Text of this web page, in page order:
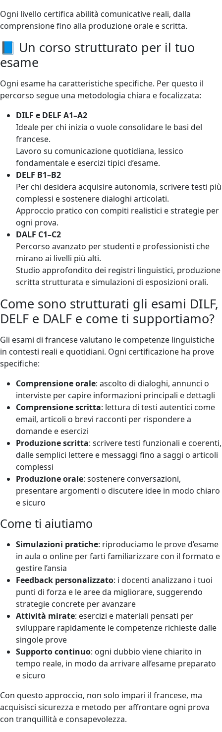
Ogni livello certifica abilità comunicative reali, dalla
comprensione fino alla produzione orale e scritta.
📘 Un corso strutturato per il tuo
esame
Ogni esame ha caratteristiche specifiche. Per questo il
percorso segue una metodologia chiara e focalizzata:
DILF e DELF A1–A2
Ideale per chi inizia o vuole consolidare le basi del
francese.
Lavoro su comunicazione quotidiana, lessico
fondamentale e esercizi tipici d’esame.
DELF B1–B2
Per chi desidera acquisire autonomia, scrivere testi più
complessi e sostenere dialoghi articolati.
Approccio pratico con compiti realistici e strategie per
ogni prova.
DALF C1–C2
Percorso avanzato per studenti e professionisti che
mirano ai livelli più alti.
Studio approfondito dei registri linguistici, produzione
scritta strutturata e simulazioni di esposizioni orali.
Come sono strutturati gli esami DILF,
DELF e DALF e come ti supportiamo?
Gli esami di francese valutano le competenze linguistiche
in contesti reali e quotidiani. Ogni certificazione ha prove
specifiche:
Comprensione orale: ascolto di dialoghi, annunci o
interviste per capire informazioni principali e dettagli
Comprensione scritta: lettura di testi autentici come
email, articoli o brevi racconti per rispondere a
domande e esercizi
Produzione scritta: scrivere testi funzionali e coerenti,
dalle semplici lettere e messaggi fino a saggi o articoli
complessi
Produzione orale: sostenere conversazioni,
presentare argomenti o discutere idee in modo chiaro
e sicuro
Come ti aiutiamo
Simulazioni pratiche: riproduciamo le prove d’esame
in aula o online per farti familiarizzare con il formato e
gestire l’ansia
Feedback personalizzato: i docenti analizzano i tuoi
punti di forza e le aree da migliorare, suggerendo
strategie concrete per avanzare
Attività mirate: esercizi e materiali pensati per
sviluppare rapidamente le competenze richieste dalle
singole prove
Supporto continuo: ogni dubbio viene chiarito in
tempo reale, in modo da arrivare all’esame preparato
e sicuro
Con questo approccio, non solo impari il francese, ma
acquisisci sicurezza e metodo per affrontare ogni prova
con tranquillità e consapevolezza.